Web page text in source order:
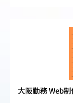
大阪勤務 Web